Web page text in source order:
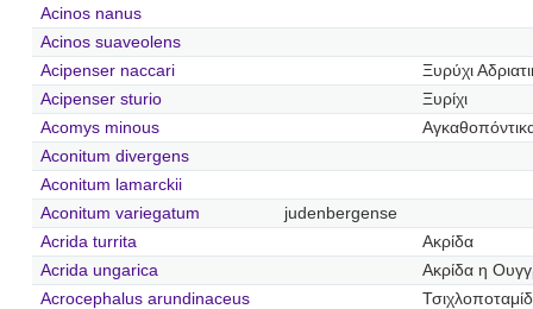
Acinos nanus
Acinos suaveolens
Acipenser naccari
Ξυρύχι
Acipenser sturio
Ξυρίχι
Acomys minous
Aconitum divergens
Aconitum lamarckii
Aconitum variegatum
judenbergense
Acrida turrita
Ακρίδα
Acrida ungarica
Ακρίδα η
Acrocephalus arundinaceus